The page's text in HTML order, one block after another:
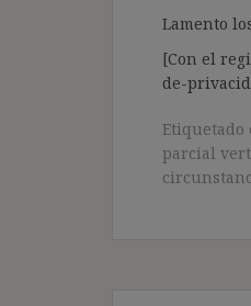
Lamento
[Con el
de-
Etiquetado
parcial